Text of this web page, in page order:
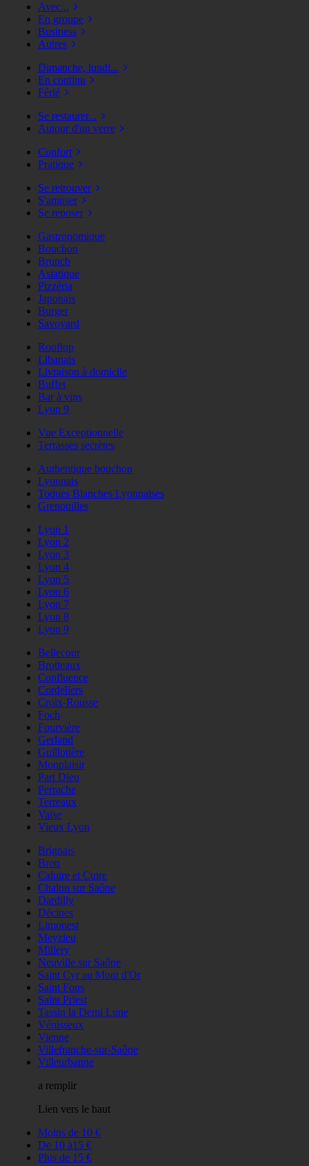
Avec...
En groupe
Business
Autres
Dimanche, lundi...
En continu
Férié
Se restaurer...
Autour d'un verre
Confort
Pratique
Se retrouver
S'amuser
Se reposer
Gastronomique
Bouchon
Brunch
Asiatique
Pizzéria
Japonais
Burger
Savoyard
Rooftop
Libanais
Livraison à domicile
Buffet
Bar à vins
Lyon 9
Vue Exceptionnelle
Terrasses secrètes
Authentique bouchon
Lyonnais
Toques Blanches Lyonnaises
Grenouilles
Lyon 1
Lyon 2
Lyon 3
Lyon 4
Lyon 5
Lyon 6
Lyon 7
Lyon 8
Lyon 9
Bellecour
Brotteaux
Confluence
Cordeliers
Croix-Rousse
Foch
Fourvière
Gerland
Guillotière
Monplaisir
Part Dieu
Perrache
Terreaux
Vaise
Vieux Lyon
Brignais
Bron
Caluire et Cuire
Chalon sur Saône
Dardilly
Décines
Limonest
Meyzieu
Millery
Neuville sur Saône
Saint Cyr au Mont d'Or
Saint Fons
Saint Priest
Tassin la Demi Lune
Vénisseux
Vienne
Villefranche-sur-Saône
Villeurbanne
a remplir
Lien vers le haut
Moins de 10 €
De 10 à15 €
Plus de 15 €